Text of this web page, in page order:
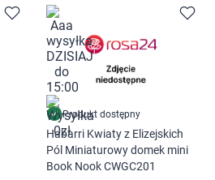
Produkt dostępny
Habarri Kwiaty z Elizejskich
Pól Miniaturowy domek mini
Book Nook CWGC201